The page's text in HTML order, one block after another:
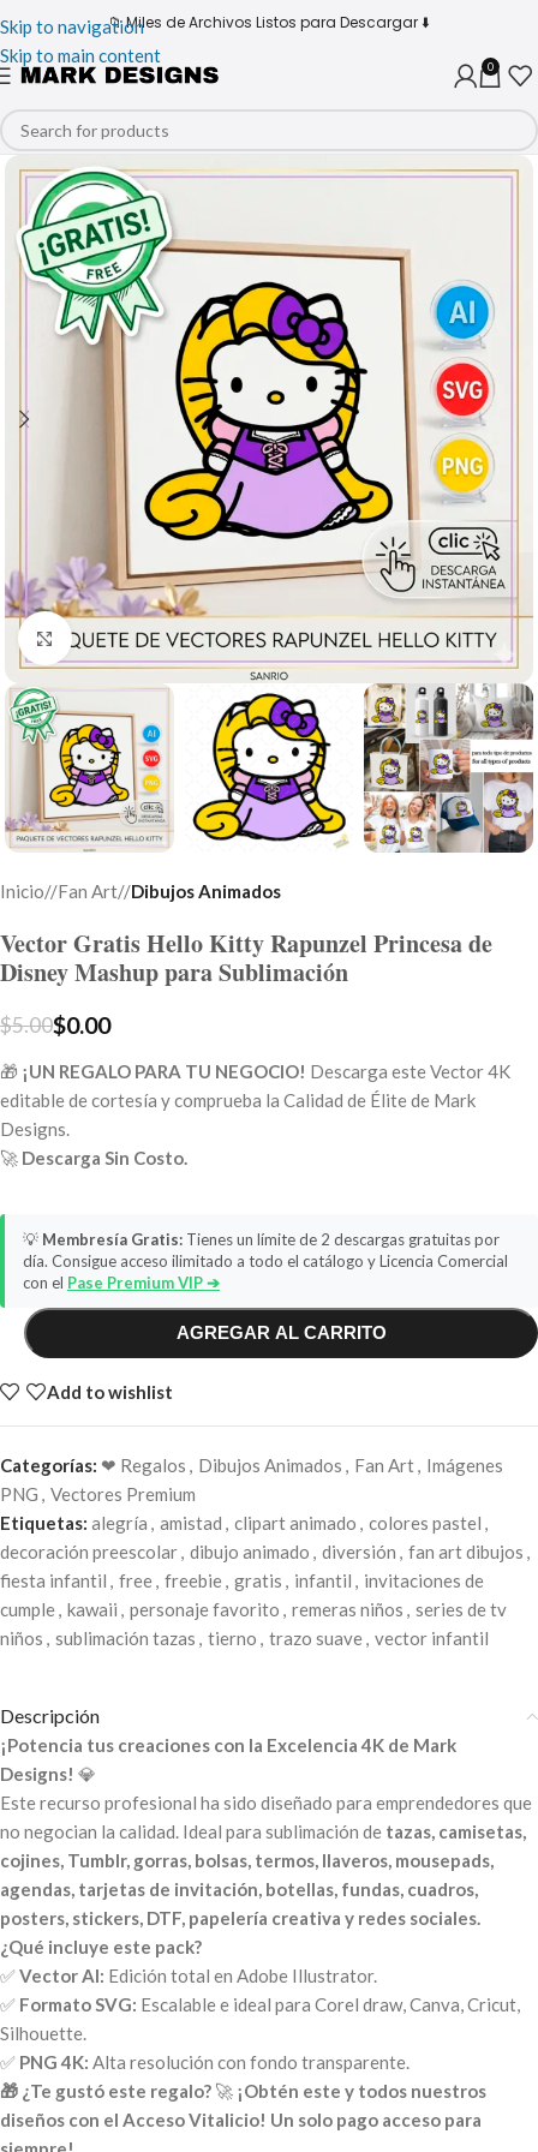
Skip to navigation
Skip to main content
📁 Miles de Archivos Listos para Descargar ⬇️
0
Click to enlarge
Inicio/ Fan Art/ Dibujos Animados
Vector Gratis Hello Kitty Rapunzel Princesa de
Disney Mashup para Sublimación
$5.00$0.00
🎁 ¡UN REGALO PARA TU NEGOCIO! Descarga este Vector 4K
editable de cortesía y comprueba la Calidad de Élite de Mark
Designs.
🚀 Descarga Sin Costo.
AGREGAR AL CARRITO
💡 Membresía Gratis: Tienes un límite de 2 descargas gratuitas por
día. Consigue acceso ilimitado a todo el catálogo y Licencia Comercial
con el Pase Premium VIP ➔
Add to wishlist
Categorías: ❤ Regalos , Dibujos Animados , Fan Art, Imágenes
PNG , Vectores Premium
Etiquetas: alegría , amistad , clipart animado , colores pastel ,
decoración preescolar, dibujo animado , diversión , fan art dibujos ,
fiesta infantil , free, freebie, gratis , infantil , invitaciones de
cumple, kawaii , personaje favorito , remeras niños , series de tv
niños , sublimación tazas , tierno , trazo suave, vector infantil
Descripción
¡Potencia tus creaciones con la Excelencia 4K de Mark
Designs! 💎
Este recurso profesional ha sido diseñado para emprendedores que
no negocian la calidad. Ideal para sublimación de tazas, camisetas,
cojines, Tumblr, gorras, bolsas, termos, llaveros, mousepads,
agendas, tarjetas de invitación, botellas, fundas, cuadros,
posters, stickers, DTF, papelería creativa y redes sociales.
¿Qué incluye este pack?
✅Vector AI: Edición total en Adobe Illustrator.
✅ Formato SVG: Escalable e ideal para Corel draw, Canva, Cricut,
Silhouette.
✅ PNG 4K: Alta resolución con fondo transparente.
🎁 ¿Te gustó este regalo? 🚀 ¡Obtén este y todos nuestros
diseños con el Acceso Vitalicio! Un solo pago acceso para